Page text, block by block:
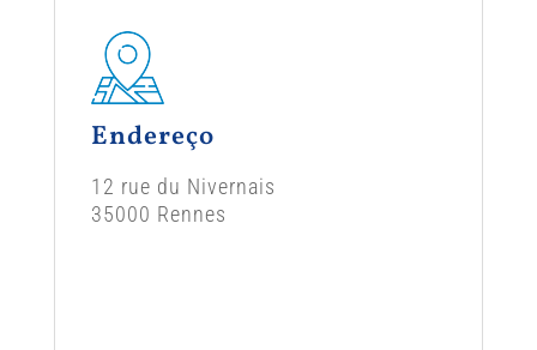
Endereço
12 rue du Nivernais
35000 Rennes